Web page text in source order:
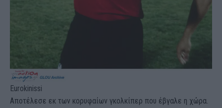
Eurokinissi
Αποτέλεσε εκ των κορυφαίων γκολκίπερ που έβγαλε η χώρα.